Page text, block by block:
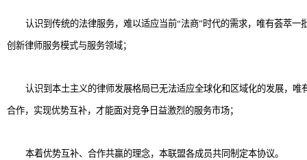
认识到传统的法律服务，难以适应当前“法商”时代的需求，唯有荟萃一
创新律师服务模式与服务领域；
认识到本土主义的律师发展格局已无法适应全球化和区域化的发展，唯
合作，实现优势互补，才能面对竞争日益激烈的服务市场；
本着优势互补、合作共赢的理念，本联盟各成员共同制定本协议。